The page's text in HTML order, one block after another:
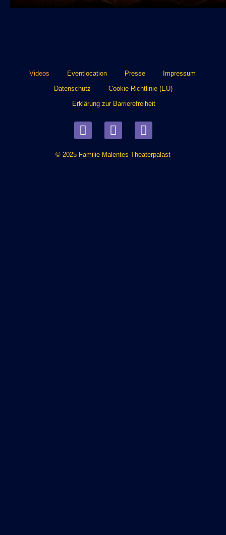
Videos Eventlocation Presse
Impressum
Datenschutz
Cookie-Richtlinie (EU)
Erklärung zur Barrierefreiheit
© 2025 Familie Malentes Theaterpalast